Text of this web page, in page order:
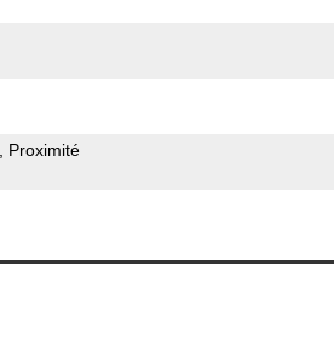
Proximité